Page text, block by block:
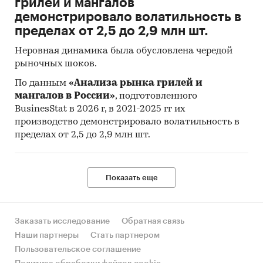
фиксированного перечня товаров и услуг в
ценах текущего периода к его стоимости в
ценах предыдущего (базисного) периода и
характеризует изменение во времени общего
уровня цен на товары и услуги, приобретаемые
населением для непроизводственного
потребления.
Исходной информацией для расчета ИПЦ
являются данные регистрации цен на
конкретные товары и услуги. На их основе
определяются средние сопоставимые цены
отчетного и предыдущего периодов.
Сопоставимой считается цена,
тот же или аналогичный по качеству товар
(услугу).
грилей и мангалов
демонстрировало волатильность в
пределах от 2,5 до 2,9 млн шт.
Неровная динамика была обусловлена чередой
рыночных шоков.
По данным «Анализа рынка грилей и
мангалов в России», подготовленного
BusinesStat в 2026 г, в 2021-2025 гг их
производство демонстрировало волатильность в
пределах от 2,5 до 2,9 млн шт.
Показать еще
Заказать исследование
Обратная связь
Наши партнеры
Стать партнером
Пользовательское соглашение